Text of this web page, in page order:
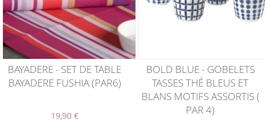
BAYADERE - SET DE TABLE
BAYADERE FUSHIA (PAR6)
19,90 €
BOLD BLUE - GOBELETS
TASSES THÉ BLEUS ET
BLANS MOTIFS ASSORTIS (
PAR 4)